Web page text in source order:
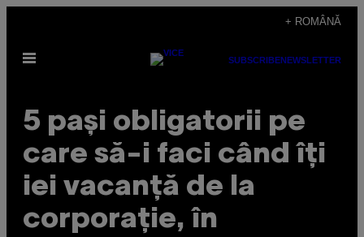
content
+ ROMÂNĂ
Open
SUBSCRIBENEWSLETTER
5 pași obligatorii pe
care să-i faci când îți
iei vacanță de la
corporație, în